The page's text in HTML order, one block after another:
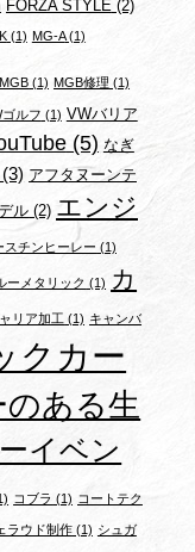
FORZA STYLE (2)
(1) MG-A(1)
MGB (1) MGB修理 (1)
ゴルフ (1) VWバリア
(5) なぎ
(3) アフタヌーンテ
ル (2) エンジ
スチンヒーレー (1)
ーメタリック (1) カ
リア加工 (1) キャンバ
クカー
ある生
イベン
コブラ (1) コートテク
ラウド制作(1) シュガ